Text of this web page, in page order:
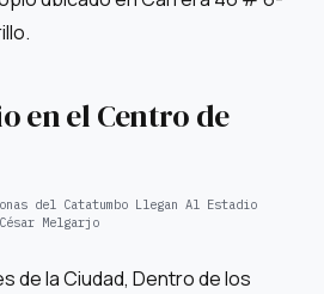
en el Centro de
del Catatumbo Llegan Al Estadio
César Melgarjo
de la Ciudad, Dentro de los